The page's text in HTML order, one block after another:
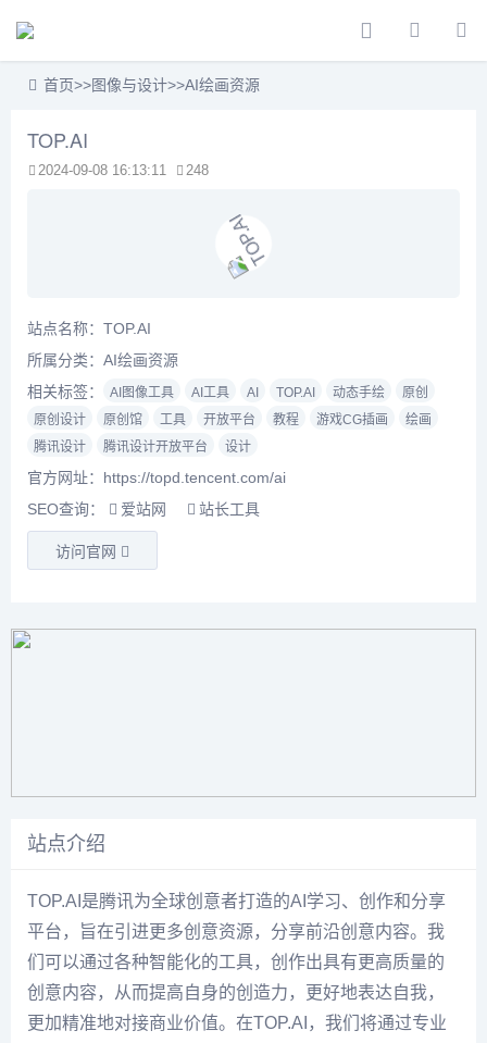
首页>>图像与设计>>AI绘画资源
TOP.AI
2024-09-08 16:13:11 248
站点名称：TOP.AI
所属分类： AI绘画资源
相关标签：
AI图像工具 AI工具 AI TOP.AI 动态手绘
原创
原创设计
原创馆 工具 开放平台 教程 游戏CG插画
绘画
腾讯设计
腾讯设计开放平台 设计
官方网址：https://topd.tencent.com/ai
SEO查询：
爱站网 站长工具
访问官网
站点介绍
TOP.AI是腾讯为全球创意者打造的AI学习、创作和分享
平台，旨在引进更多创意资源，分享前沿创意内容。我
们可以通过各种智能化的工具，创作出具有更高质量的
创意内容，从而提高自身的创造力，更好地表达自我，
更加精准地对接商业价值。在TOP.AI，我们将通过专业